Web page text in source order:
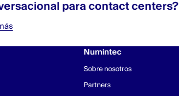
para contact centers?
Numintec
Sobre nosotros
Partners